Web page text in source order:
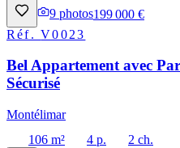
9 photos199 000 €
Réf.V0023
Bel Appartement avec
Sécurisé
Montélimar
106 m²
4 p.
2 ch.